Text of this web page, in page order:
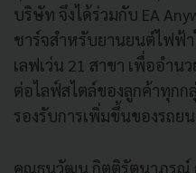
บริษัท จึงได้ร่วมกับ EA
ชาร์จสำหรับยานยนต์ไฟฟ้
เลฟเว่น 21 สาขา เพื่ออำ
ต่อไลฟ์สไตล์ของลูกค้าทุกก
รองรับการเพิ่มขึ้นของรถ
คุณธนวัฒน กิตติรัตนาภรณ์